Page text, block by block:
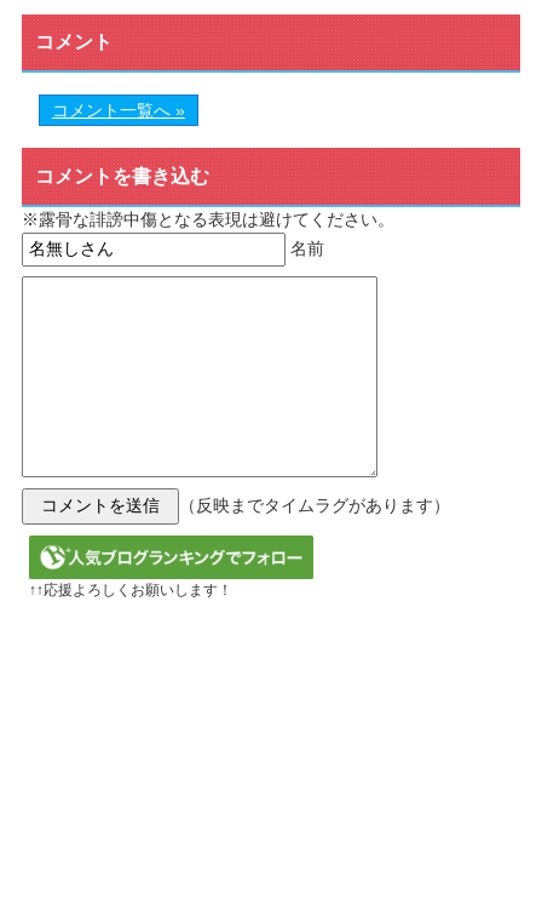
コメント
コメント一覧へ »
コメントを書き込む
※露骨な誹謗中傷となる表現は避けてください。
名前
（反映までタイムラグがあります）
↑↑応援よろしくお願いします！